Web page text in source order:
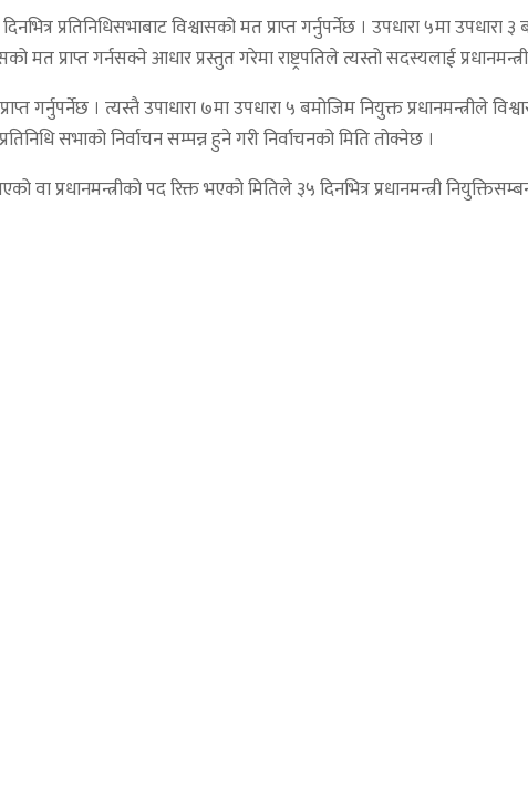
प्रतिनिधिसभाबाट विश्वासको मत प्राप्त गर्नुपर्नेछ । उपधारा ५मा उपधारा
प्राप्त गर्नसक्ने आधार प्रस्तुत गरेमा राष्ट्रपतिले त्यस्तो सदस्यलाई
गर्नुपर्नेछ । त्यस्तै उपाधारा ७मा उपधारा ५ बमोजिम नियुक्त प्रधानमन्त्रीले
सभाको निर्वाचन सम्पन्न हुने गरी निर्वाचनको मिति तोक्नेछ ।
प्रधानमन्त्रीको पद रिक्त भएको मितिले ३५ दिनभित्र प्रधानमन्त्री